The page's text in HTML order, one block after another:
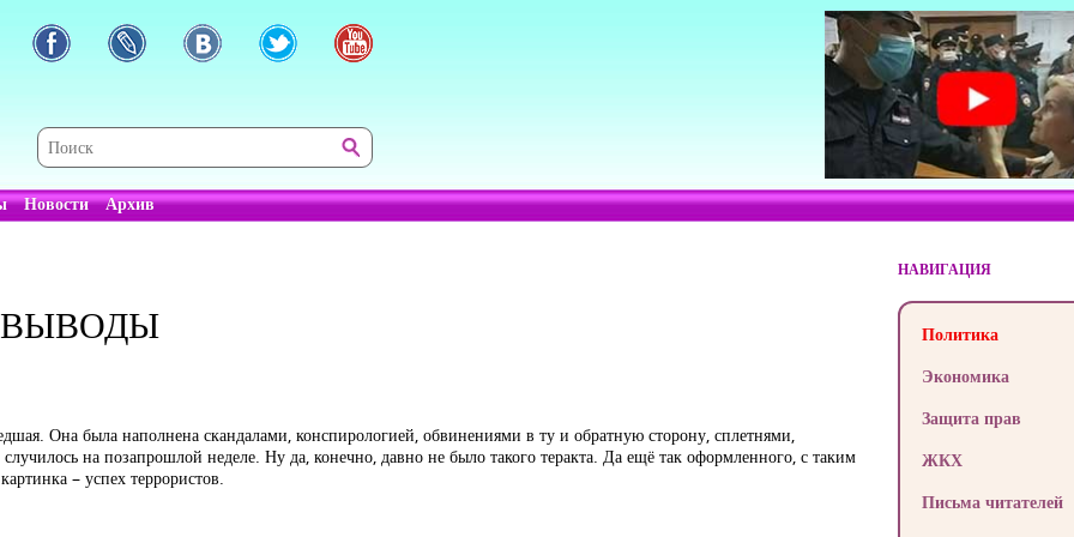
Новости Архив
ВЫВОДЫ
Она была наполнена скандалами, конспирологией, обвинениями в ту и обратную сторону, сплетнями,
на позапрошлой неделе. Ну да, конечно, давно не было такого теракта. Да ещё так оформленного, с таким
– успех террористов.
НАВИГАЦИЯ
Политика
Экономика
Защита прав
ЖКХ
Письма читателей